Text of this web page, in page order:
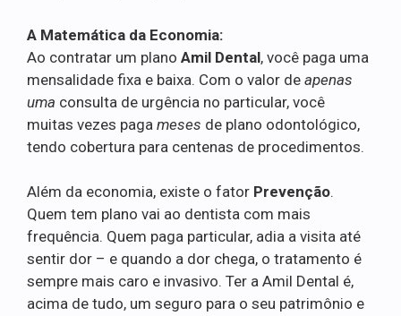
A Matemática da Economia:
Ao contratar um plano Amil Dental, você paga uma
mensalidade fixa e baixa. Com o valor de apenas
uma consulta de urgência no particular, você
muitas vezes paga meses de plano odontológico,
tendo cobertura para centenas de procedimentos.
Além da economia, existe o fator Prevenção.
Quem tem plano vai ao dentista com mais
frequência. Quem paga particular, adia a visita até
sentir dor – e quando a dor chega, o tratamento é
sempre mais caro e invasivo. Ter a Amil Dental é,
acima de tudo, um seguro para o seu patrimônio e